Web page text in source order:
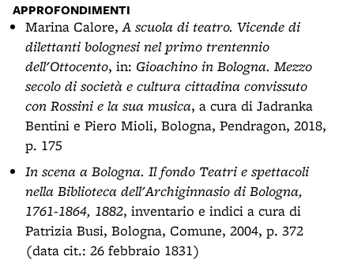
APPROFONDIMENTI
Marina Calore,A scuola di teatro. Vicende di
dilettanti bolognesi nel primo trentennio
dell'Ottocento, in: Gioachino in Bologna. Mezzo
secolo di società e cultura cittadina convissuto
con Rossini e la sua musica, a cura di Jadranka
Bentini e Piero Mioli, Bologna, Pendragon, 2018,
p. 175
In scena a Bologna. Il fondo Teatri e spettacoli
nella Biblioteca dell'Archiginnasio di Bologna,
1761-1864, 1882, inventario e indici a cura di
Patrizia Busi, Bologna, Comune, 2004, p. 372
(data cit.: 26 febbraio 1831)